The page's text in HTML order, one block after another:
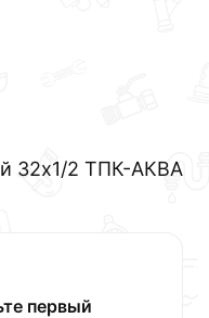
32х1/2 ТПК-АКВА
первый